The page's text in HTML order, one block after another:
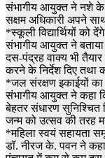
संभागीय आयुक्त ने नशे के
सक्षम अधिकारी अपने
*स्कूली विद्यार्थियों को
संभागीय आयुक्त ने बताया
दस-पंद्रह वाक्य भी
करने के निर्देश दिए तथा
*जल संरक्षण इकाईयों
संभागीय आयुक्त ने कहा
बेहतर संधारण सुनिश्चित
जन्म को उत्सव की तरह
*महिला स्वयं सहायता
डॉ. नीरज के. पवन ने